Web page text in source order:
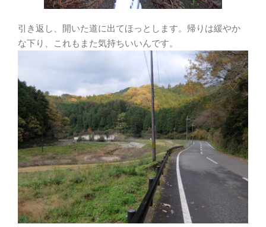
引き返し、開いた道に出てほっとします。帰りは緩やか
な下り、これもまた気持ちいいんです。